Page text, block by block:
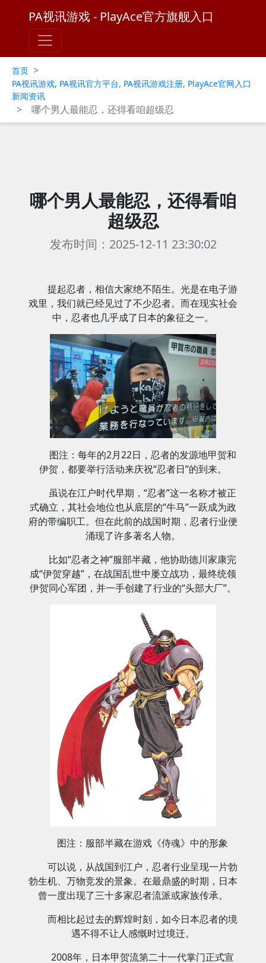
PA视讯游戏 - PlayAce官方旗舰入口
首页 >
PA视讯游戏, PA视讯官方平台, PA视讯游戏注册, PlayAce官网入口
新闻资讯
> 哪个男人最能忍，还得看咱超级忍
哪个男人最能忍，还得看咱
超级忍
发布时间：2025-12-11 23:30:02
提起忍者，相信大家绝不陌生。光是在电子游
戏里，我们就已经见过了不少忍者。而在现实社会
中，忍者也几乎成了日本的象征之一。
图注：每年的2月22日，忍者的发源地甲贺和
伊贺，都要举行活动来庆祝“忍者日”的到来。
虽说在江户时代早期，“忍者”这一名称才被正
式确立，其社会地位也从底层的“牛马”一跃成为政
府的带编职工。但在此前的战国时期，忍者行业便
涌现了许多著名人物。
比如“忍者之神”服部半藏，他协助德川家康完
成“伊贺穿越”，在战国乱世中屡立战功，最终统领
伊贺同心军团，并一手创建了行业的“头部大厂”。
图注：服部半藏在游戏《侍魂》中的形象
可以说，从战国到江户，忍者行业呈现一片勃
勃生机、万物竞发的景象。在最鼎盛的时期，日本
曾一度出现了三十多家忍者流派或家族传承。
而相比起过去的辉煌时刻，如今日本忍者的境
遇不得不让人感慨时过境迁。
2008年，日本甲贺流第二十一代掌门正式宣